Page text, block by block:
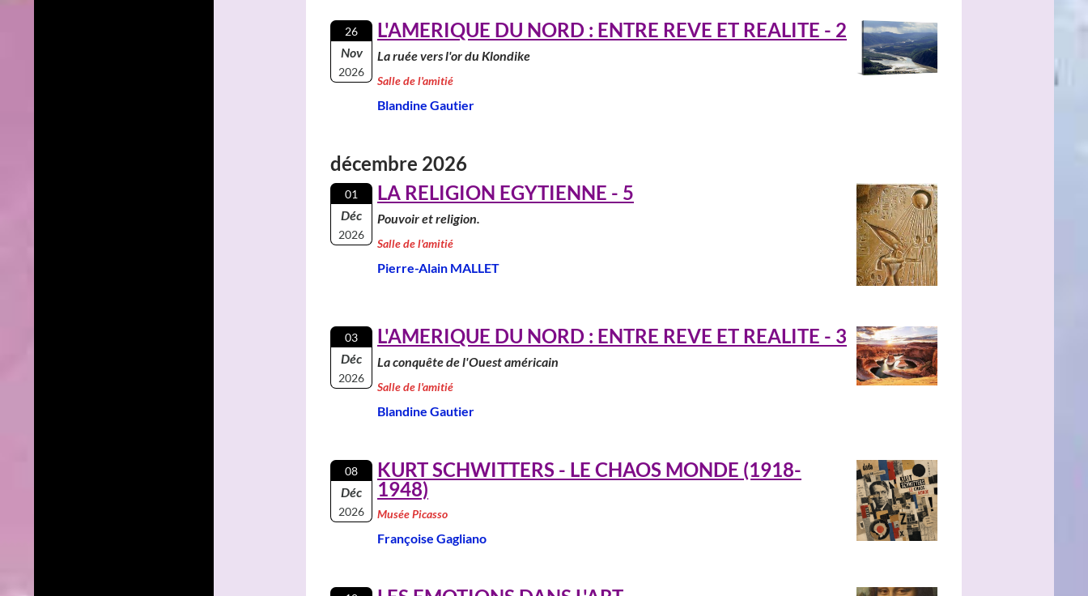
26
Nov
2026
L'AMERIQUE DU NORD : ENTRE REVE ET REALITE - 2
La ruée vers l'or du Klondike
Salle de l'amitié
Blandine Gautier
décembre 2026
01
Déc
2026
LA RELIGION EGYTIENNE - 5
Pouvoir et religion.
Salle de l'amitié
Pierre-Alain MALLET
03
Déc
2026
L'AMERIQUE DU NORD : ENTRE REVE ET REALITE - 3
La conquête de l'Ouest américain
Salle de l'amitié
Blandine Gautier
08
Déc
2026
KURT SCHWITTERS - LE CHAOS MONDE (1918-
1948)
Musée Picasso
Françoise Gagliano